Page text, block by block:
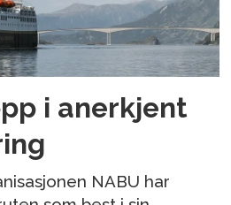
i anerkjent
NABU har